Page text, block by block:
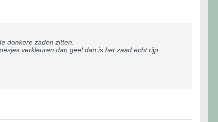
donkere zaden zitten.
verkleuren dan geel dan is het zaad echt rijp.